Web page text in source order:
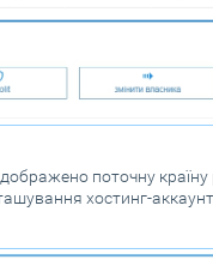
поточну
хостинг-